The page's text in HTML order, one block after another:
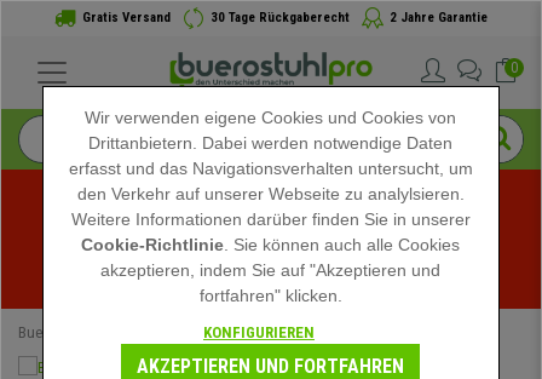
Gratis Versand 30 Tage Rückgaberecht 2 Jahre Garantie
0
Sommerschlussverkauf bei buerostuhlpro! Exklusive
Rabatte für kurze Zeit - Aktion ansehen -
Buerostuhlpro Konferenzstühle
Wir verwenden eigene Cookies und Cookies von
Drittanbietern. Dabei werden notwendige Daten
erfasst und das Navigationsverhalten untersucht, um
den Verkehr auf unserer Webseite zu analylsieren.
Weitere Informationen darüber finden Sie in unserer
Cookie-Richtlinie . Sie können auch alle Cookies
akzeptieren, indem Sie auf "Akzeptieren und
fortfahren" klicken.
KONFIGURIEREN
AKZEPTIEREN UND FORTFAHREN